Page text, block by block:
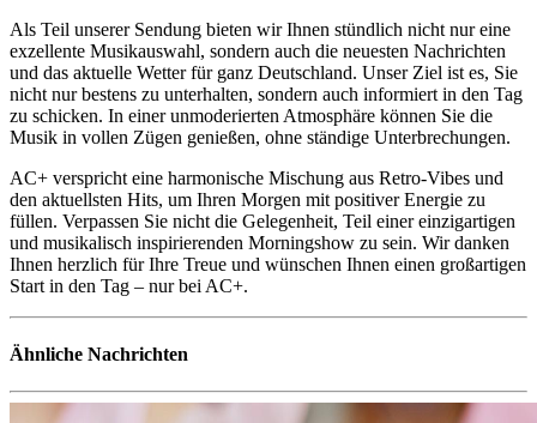
Als Teil unserer Sendung bieten wir Ihnen stündlich nicht nur eine
exzellente Musikauswahl, sondern auch die neuesten Nachrichten
und das aktuelle Wetter für ganz Deutschland. Unser Ziel ist es, Sie
nicht nur bestens zu unterhalten, sondern auch informiert in den Tag
zu schicken. In einer unmoderierten Atmosphäre können Sie die
Musik in vollen Zügen genießen, ohne ständige Unterbrechungen.
AC+ verspricht eine harmonische Mischung aus Retro-Vibes und
den aktuellsten Hits, um Ihren Morgen mit positiver Energie zu
füllen. Verpassen Sie nicht die Gelegenheit, Teil einer einzigartigen
und musikalisch inspirierenden Morningshow zu sein. Wir danken
Ihnen herzlich für Ihre Treue und wünschen Ihnen einen großartigen
Start in den Tag – nur bei AC+.
Ähnliche Nachrichten